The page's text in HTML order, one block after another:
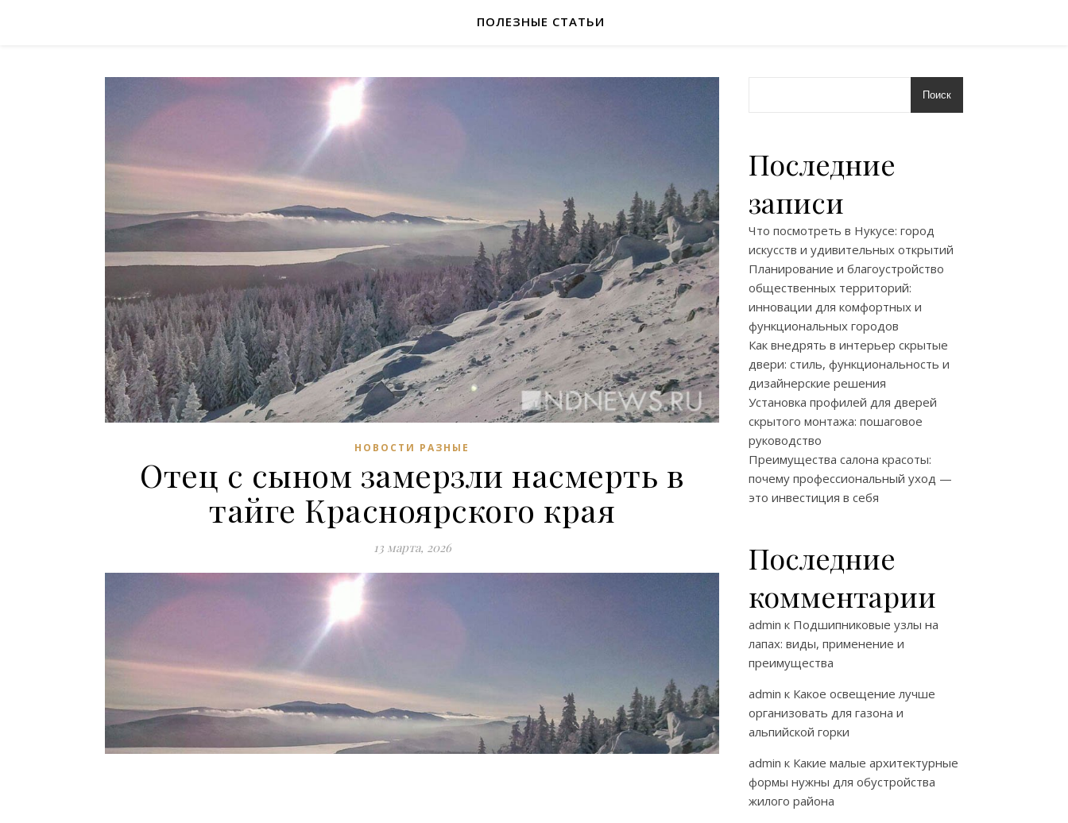
ПОЛЕЗНЫЕ СТАТЬИ
НОВОСТИ РАЗНЫЕ
Отец с сыном замерзли насмерть в
тайге Красноярского края
13 марта, 2026
Поиск
Последние
записи
Что посмотреть в Нукусе: город
искусств и удивительных открытий
Планирование и благоустройство
общественных территорий:
инновации для комфортных и
функциональных городов
Как внедрять в интерьер скрытые
двери: стиль, функциональность и
дизайнерские решения
Установка профилей для дверей
скрытого монтажа: пошаговое
руководство
Преимущества салона красоты:
почему профессиональный уход —
это инвестиция в себя
Последние
комментарии
admin к Подшипниковые узлы на
лапах: виды, применение и
преимущества
admin к Какое освещение лучше
организовать для газона и
альпийской горки
admin к Какие малые архитектурные
формы нужны для обустройства
жилого района